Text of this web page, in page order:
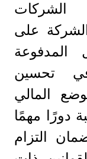
الشركات
على
المدفوعة
تحسين
المالي
دورًا مهمًا
التزام